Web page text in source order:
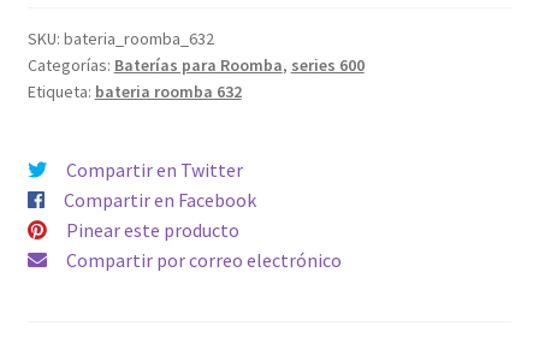
Capacidad
3500mAh
Compatible
la
serie
500,
600,
SKU: bateria_roomba_632
Categorías: Baterías para Roomba, series 600
Etiqueta: bateria roomba 632
Compartir en Twitter
Compartir en Facebook
Pinear este producto
Compartir por correo electrónico